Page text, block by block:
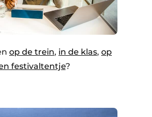
op de trein, in de klas, op
festivaltentje?